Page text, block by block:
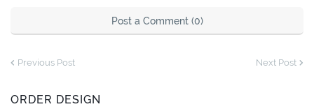
Post a Comment (0)
Previous Post Next Post
ORDER DESIGN